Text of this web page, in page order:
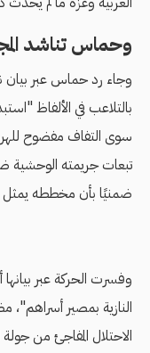
وحماس تناشد
وجاء رد حماس عبر بيان
بالتلاعب في الألفاظ
سوى التفاف مفضوح
تبعات جريمته الوحشية
ضمنيًا بأن مخططه يمثل
وفسرت الحركة عبر
النازية بمصير
الاحتلال المفاجئ من